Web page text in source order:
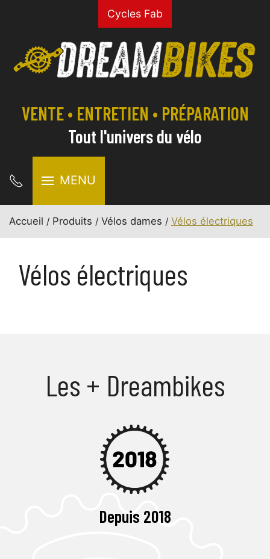
Cycles Fab
VENTE • ENTRETIEN • PRÉPARATION
Tout l'univers du vélo
MENU
Accueil Produits Vélos dames Vélos électriques
Vélos électriques
Les + Dreambikes
Depuis 2018